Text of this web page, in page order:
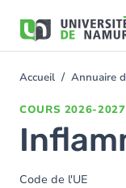
contenu
You
Accueil Annuaire
COURS 2026-2027
Code de l'UE